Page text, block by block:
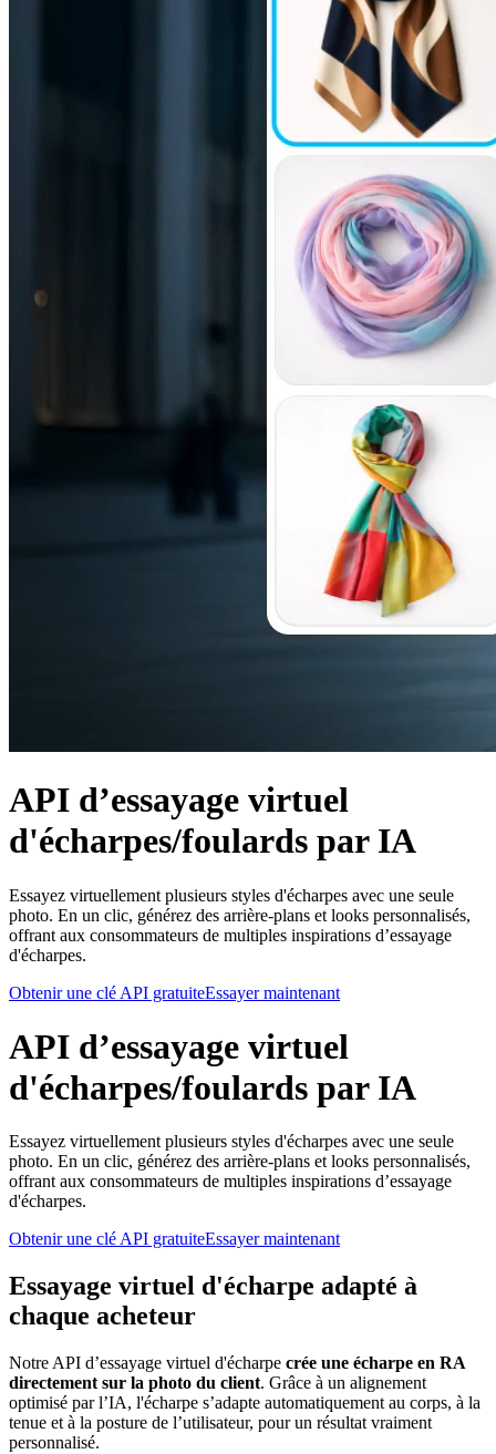
API d’essayage virtuel
d'écharpes/foulards par IA
Essayez virtuellement plusieurs styles d'écharpes avec une seule
photo. En un clic, générez des arrière-plans et looks personnalisés,
offrant aux consommateurs de multiples inspirations d’essayage
d'écharpes.
Obtenir une clé API gratuiteEssayer maintenant
API d’essayage virtuel
d'écharpes/foulards par IA
Essayez virtuellement plusieurs styles d'écharpes avec une seule
photo. En un clic, générez des arrière-plans et looks personnalisés,
offrant aux consommateurs de multiples inspirations d’essayage
d'écharpes.
Obtenir une clé API gratuiteEssayer maintenant
Essayage virtuel d'écharpe adapté à
chaque acheteur
Notre API d’essayage virtuel d'écharpe crée une écharpe en RA
directement sur la photo du client. Grâce à un alignement
optimisé par l’IA, l'écharpe s’adapte automatiquement au corps, à la
tenue et à la posture de l’utilisateur, pour un résultat vraiment
personnalisé.